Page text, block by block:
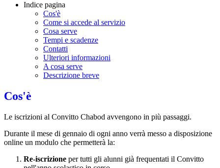
Indice pagina
Cos'è
Come si accede al servizio
Cosa serve
Tempi e scadenze
Contatti
Ulteriori informazioni
A cosa serve
Descrizione breve
Cos'è
Le iscrizioni al Convitto Chabod avvengono in più passaggi.
Durante il mese di gennaio di ogni anno verrà messo a disposizione
online un modulo che permetterà la:
Re-iscrizione per tutti gli alunni già frequentati il Convitto